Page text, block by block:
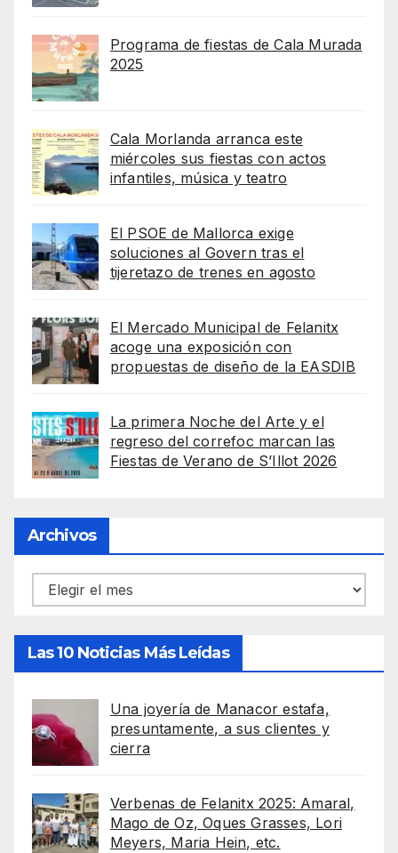
Programa de fiestas de Cala Murada
2025
Cala Morlanda arranca este
miércoles sus fiestas con actos
infantiles, música y teatro
El PSOE de Mallorca exige
soluciones al Govern tras el
tijeretazo de trenes en agosto
El Mercado Municipal de Felanitx
acoge una exposición con
propuestas de diseño de la EASDIB
La primera Noche del Arte y el
regreso del correfoc marcan las
Fiestas de Verano de S’Illot 2026
Archivos
Archivos
Las 10 Noticias Más Leídas
Una joyería de Manacor estafa,
presuntamente, a sus clientes y
cierra
Verbenas de Felanitx 2025: Amaral,
Mago de Oz, Oques Grasses, Lori
Meyers, Maria Hein, etc.